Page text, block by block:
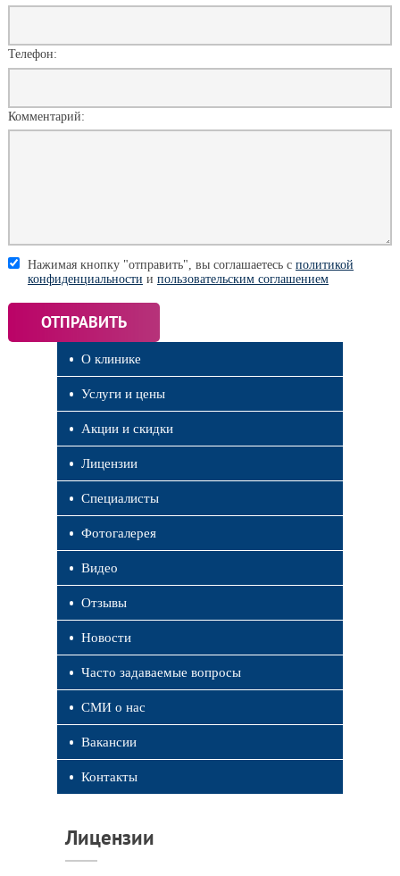
О клинике
Услуги и цены
Акции и скидки
Лицензии
Специалисты
Фотогалерея
Видео
Отзывы
Новости
Часто задаваемые вопросы
СМИ о нас
Вакансии
Контакты
Лицензии
Телефон:
Комментарий:
Нажимая кнопку "отправить", вы соглашаетесь с политикой
конфиденциальности и пользовательским соглашением